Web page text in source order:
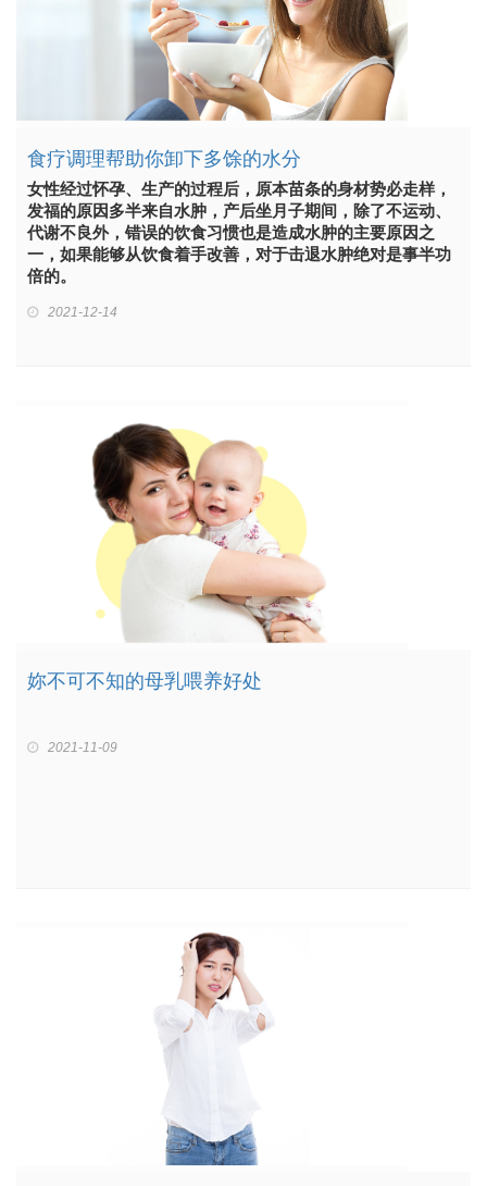
食疗调理帮助你卸下多馀的水分
女性经过怀孕、生产的过程后，原本苗条的身材势必走样，
发福的原因多半来自水肿，产后坐月子期间，除了不运动、
代谢不良外，错误的饮食习惯也是造成水肿的主要原因之
一，如果能够从饮食着手改善，对于击退水肿绝对是事半功
倍的。
2021-12-14
妳不可不知的母乳喂养好处
2021-11-09